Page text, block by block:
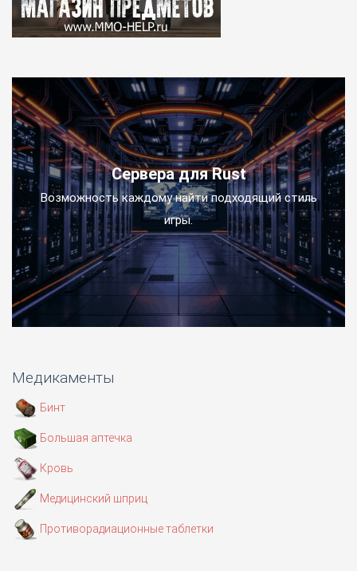
Сервера для Rust
Возможность каждому найти подходящий стиль
игры.
Медикаменты
Бинт
Большая аптечка
Кровь
Медицинский шприц
Противорадиационные таблетки